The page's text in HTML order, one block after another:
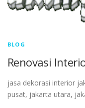
BLOG
Renovasi
jasa dekorasi interior
pusat, jakarta utara,